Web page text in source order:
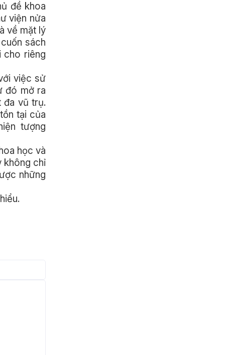
đề khoa
viện nửa
về mặt lý
sách
cho riêng
việc sử
đó mở ra
đa vũ trụ.
tại của
tượng
học và
không chỉ
những